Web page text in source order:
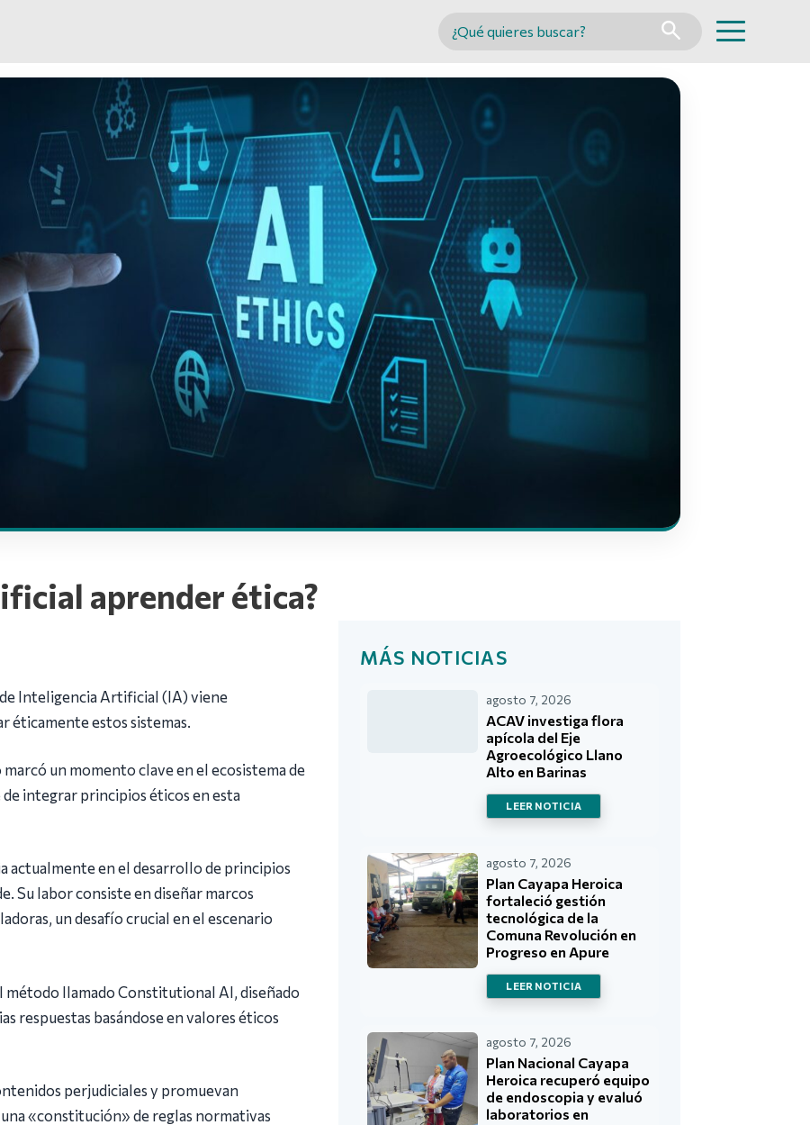
Buscar en MINCYT
aprender ética?
Inteligencia Artificial (IA) viene
éticamente estos sistemas.
un momento clave en el ecosistema de
integrar principios éticos en esta
actualmente en el desarrollo de principios
Su labor consiste en diseñar marcos
un desafío crucial en el escenario
llamado Constitutional AI, diseñado
respuestas basándose en valores éticos
perjudiciales y promuevan
«constitución» de reglas normativas
MÁS NOTICIAS
agosto 7, 2026
ACAV investiga flora
apícola del Eje
Agroecológico Llano
Alto en Barinas
LEER NOTICIA
agosto 7, 2026
Plan Cayapa Heroica
fortaleció gestión
tecnológica de la
Comuna Revolución en
Progreso en Apure
LEER NOTICIA
agosto 7, 2026
Plan Nacional Cayapa
Heroica recuperó equipo
de endoscopia y evaluó
laboratorios en